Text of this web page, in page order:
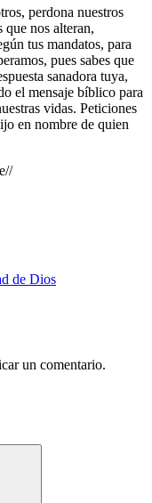
perdona nuestros
que nos alteran,
tus mandatos, para
pues sabes que
sanadora tuya,
el mensaje bíblico para
vidas. Peticiones
en nombre de quien
de Dios
un comentario.